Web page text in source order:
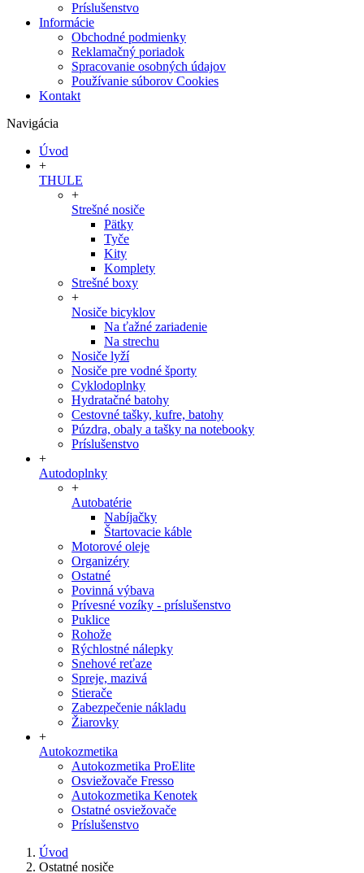
Príslušenstvo
Informácie
Obchodné podmienky
Reklamačný poriadok
Spracovanie osobných údajov
Používanie súborov Cookies
Kontakt
Navigácia
Úvod
+
THULE
+
Strešné nosiče
Pätky
Tyče
Kity
Komplety
Strešné boxy
+
Nosiče bicyklov
Na ťažné zariadenie
Na strechu
Nosiče lyží
Nosiče pre vodné športy
Cyklodoplnky
Hydratačné batohy
Cestovné tašky, kufre, batohy
Púzdra, obaly a tašky na notebooky
Príslušenstvo
+
Autodoplnky
+
Autobatérie
Nabíjačky
Štartovacie káble
Motorové oleje
Organizéry
Ostatné
Povinná výbava
Prívesné vozíky - príslušenstvo
Puklice
Rohože
Rýchlostné nálepky
Snehové reťaze
Spreje, mazivá
Stierače
Zabezpečenie nákladu
Žiarovky
+
Autokozmetika
Autokozmetika ProElite
Osviežovače Fresso
Autokozmetika Kenotek
Ostatné osviežovače
Príslušenstvo
Úvod
Ostatné nosiče